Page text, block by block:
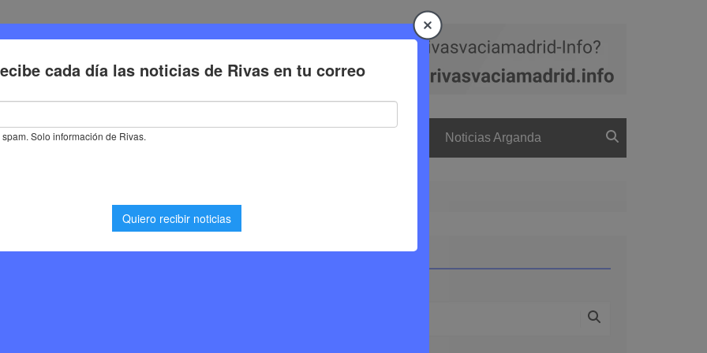
Deporte Cultura Trabajo Noticias Arganda
y los servicios en